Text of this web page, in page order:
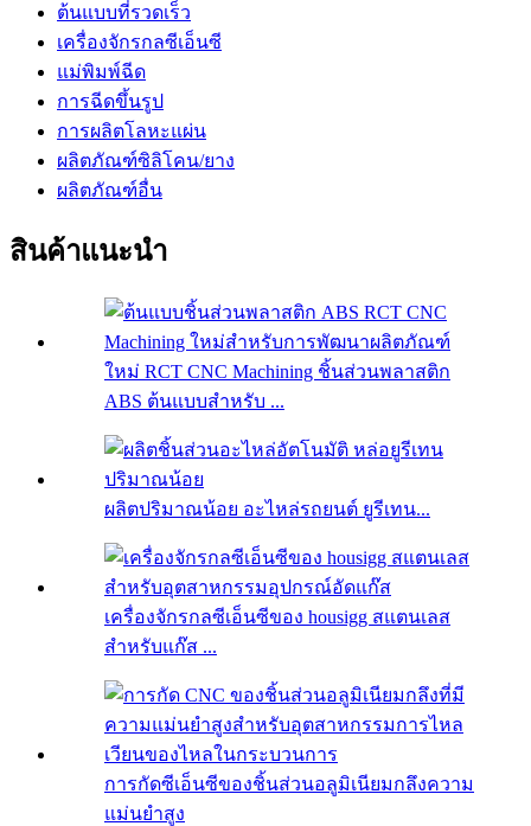
ต้นแบบที่รวดเร็ว
เครื่องจักรกลซีเอ็นซี
แม่พิมพ์ฉีด
การฉีดขึ้นรูป
การผลิตโลหะแผ่น
ผลิตภัณฑ์ซิลิโคน/ยาง
ผลิตภัณฑ์อื่น
สินค้าแนะนำ
ใหม่ RCT CNC Machining ชิ้นส่วนพลาสติก
ABS ต้นแบบสำหรับ ...
ผลิตปริมาณน้อย อะไหล่รถยนต์ ยูรีเทน...
เครื่องจักรกลซีเอ็นซีของ housigg สแตนเลส
สำหรับแก๊ส ...
การกัดซีเอ็นซีของชิ้นส่วนอลูมิเนียมกลึงความ
แม่นยำสูง